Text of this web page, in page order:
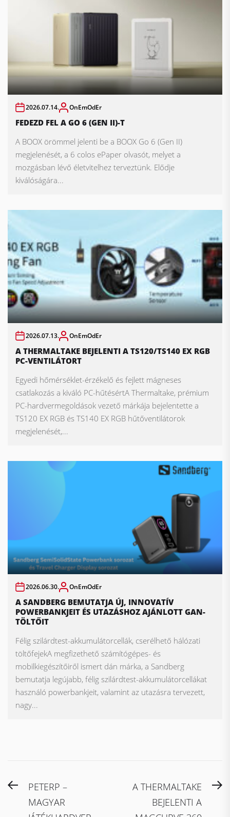
2026.07.14. OnEmOdEr
FEDEZD FEL A GO 6 (GEN II)-T
A BOOX örömmel jelenti be a BOOX Go 6 (Gen II)
megjelenését, a 6 colos ePaper olvasót, melyet a
mozgásban lévő életvitelhez terveztünk. Elődje
kiválóságára...
2026.07.13. OnEmOdEr
A THERMALTAKE BEJELENTI A TS120/TS140 EX RGB
PC-VENTILÁTORT
Egyedi hőmérséklet-érzékelő és fejlett mágneses
csatlakozás a kiváló PC-hűtésértA Thermaltake, prémium
PC-hardvermegoldások vezető márkája bejelentette a
TS120 EX RGB és TS140 EX RGB hűtőventilátorok
megjelenését,...
2026.06.30. OnEmOdEr
A SANDBERG BEMUTATJA ÚJ, INNOVATÍV
POWERBANKJEIT ÉS UTAZÁSHOZ AJÁNLOTT GAN-
TÖLTŐIT
Félig szilárdtest-akkumulátorcellák, cserélhető hálózati
töltőfejekA megfizethető számítógépes- és
mobilkiegészítőiről ismert dán márka, a Sandberg
bemutatja legújabb, félig szilárdtest-akkumulátorcellákat
használó powerbankjeit, valamint az utazásra tervezett,
nagy...
Bejegyzés
navigáció
PreviousPETERP –
MAGYAR
A THERMALTAKE
BEJELENTI A